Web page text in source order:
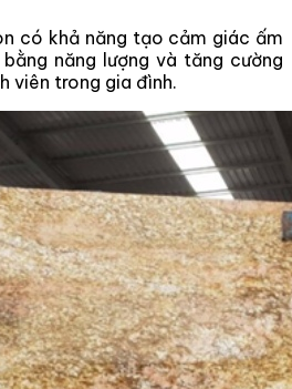
Cấp
có khả năng tạo cảm giác ấm
năng lượng và tăng cường
viên trong gia đình.